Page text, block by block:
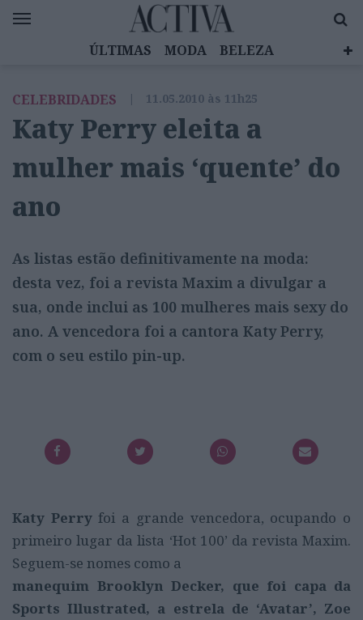
ÚLTIMAS MODA
BELEZA
EMOÇÕES
MULHERES INSPIRADORAS
DIZ QUEM SABE
ACTIVA BRAND STUDIO
CELEBRIDADES | 11.05.2010 às 11h25
Katy Perry eleita a
mulher mais ‘quente’ do
ano
As listas estão definitivamente na moda:
desta vez, foi a revista Maxim a divulgar a
sua, onde inclui as 100 mulheres mais sexy do
ano. A vencedora foi a cantora Katy Perry,
com o seu estilo pin-up.
Katy Perryfoi a grande vencedora, ocupando o
primeiro lugar da lista ‘Hot 100’ da revista Maxim.
Seguem-se nomes como a
manequim Brooklyn Decker, que foi capa da
Sports Illustrated, a estrela de ‘Avatar’, Zoe